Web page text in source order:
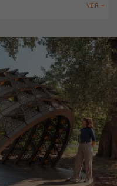
VER +